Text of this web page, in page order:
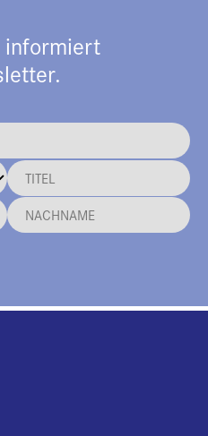
informiert